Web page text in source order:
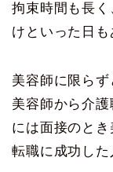
拘束時間も長
けといった日も
美容師に限らず
美容師から介
には面接のと
転職に成功した